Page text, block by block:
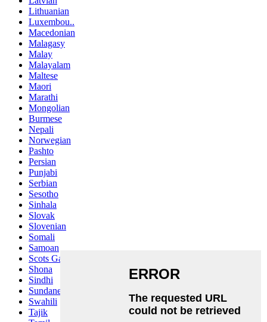
Lithuanian
Luxembou..
Macedonian
Malagasy
Malay
Malayalam
Maltese
Maori
Marathi
Mongolian
Burmese
Nepali
Norwegian
Pashto
Persian
Punjabi
Serbian
Sesotho
Sinhala
Slovak
Slovenian
Somali
Samoan
Scots Gaelic
Shona
Sindhi
Sundanese
Swahili
Tajik